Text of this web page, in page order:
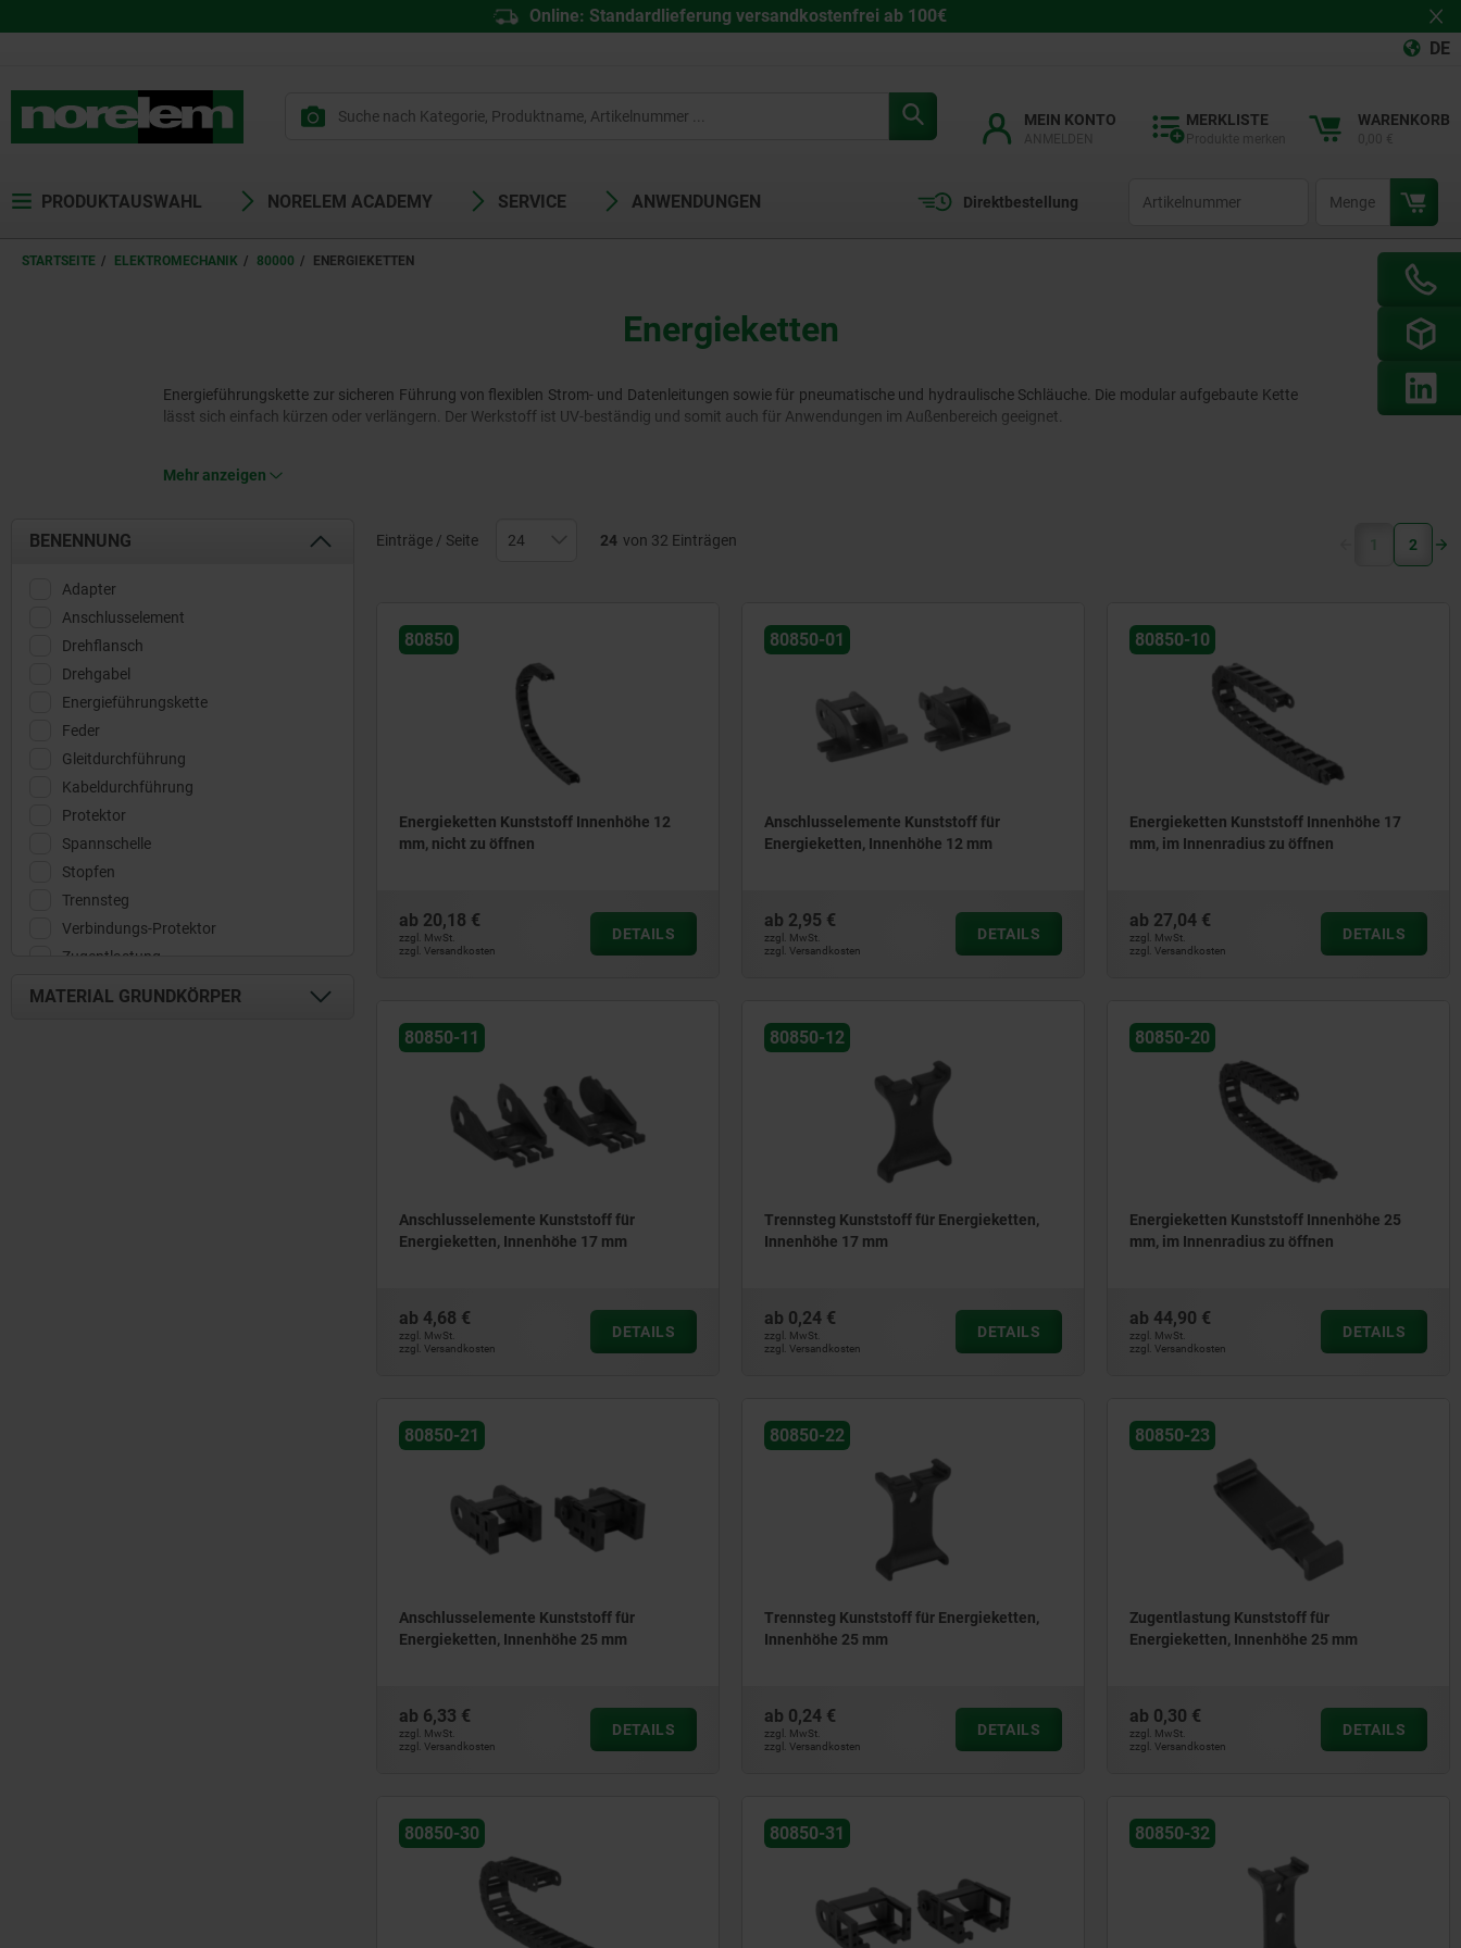
Online: Standardlieferung versandkostenfrei ab 100€
DE
MEIN KONTO MERKLISTE WARENKORB
PRODUKTAUSWAHL NORELEM ACADEMY SERVICE ANWENDUNGEN Direktbestellung
STARTSEITE ELEKTROMECHANIK 80000 ENERGIEKETTEN
Energieketten
Energieführungskette zur sicheren Führung von flexiblen Strom- und Datenleitungen sowie für pneumatische und hydraulische Schläuche. Die modular aufgebaute Kette
lässt sich einfach kürzen oder verlängern. Der Werkstoff ist UV-beständig und somit auch für Anwendungen im Außenbereich geeignet.
Mehr anzeigen
BENENNUNG
Adapter
Anschlusselement
Drehflansch
Drehgabel
Energieführungskette
Feder
Gleitdurchführung
Kabeldurchführung
Protektor
Spannschelle
Stopfen
Trennsteg
Verbindungs-Protektor
Zugentlastung
MATERIAL GRUNDKÖRPER
Einträge / Seite 24 von 32 Einträgen 1 (current)
2
80850
Energieketten Kunststoff Innenhöhe 12
mm, nicht zu öffnen
ab 20,18 €
zzgl. MwSt.
zzgl. Versandkosten
DETAILS
80850-01
Anschlusselemente Kunststoff für
Energieketten, Innenhöhe 12 mm
ab 2,95 €
zzgl. MwSt.
zzgl. Versandkosten
DETAILS
80850-10
Energieketten Kunststoff Innenhöhe 17
mm, im Innenradius zu öffnen
ab 27,04 €
zzgl. MwSt.
zzgl. Versandkosten
DETAILS
80850-11
Anschlusselemente Kunststoff für
Energieketten, Innenhöhe 17 mm
ab 4,68 €
zzgl. MwSt.
zzgl. Versandkosten
DETAILS
80850-12
Trennsteg Kunststoff für Energieketten,
Innenhöhe 17 mm
ab 0,24 €
zzgl. MwSt.
zzgl. Versandkosten
DETAILS
80850-20
Energieketten Kunststoff Innenhöhe 25
mm, im Innenradius zu öffnen
ab 44,90 €
zzgl. MwSt.
zzgl. Versandkosten
DETAILS
80850-21
Anschlusselemente Kunststoff für
Energieketten, Innenhöhe 25 mm
ab 6,33 €
zzgl. MwSt.
zzgl. Versandkosten
DETAILS
80850-22
Trennsteg Kunststoff für Energieketten,
Innenhöhe 25 mm
ab 0,24 €
zzgl. MwSt.
zzgl. Versandkosten
DETAILS
80850-23
Zugentlastung Kunststoff für
Energieketten, Innenhöhe 25 mm
ab 0,30 €
zzgl. MwSt.
zzgl. Versandkosten
DETAILS
80850-30 80850-31 80850-32